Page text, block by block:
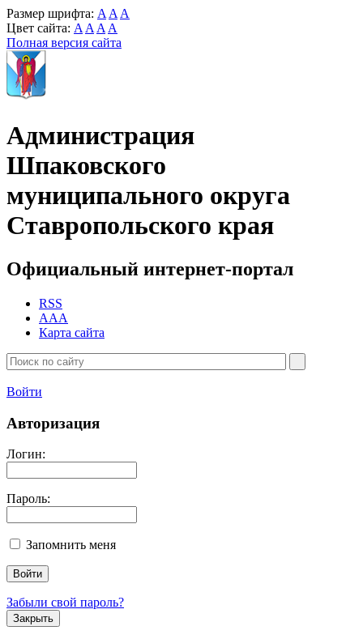
Размер шрифта: A A A
Цвет сайта: A A A A
Полная версия сайта
Администрация
Шпаковского
муниципального округа
Ставропольского края
Официальный интернет-портал
RSS
AAA
Карта сайта
Войти
Авторизация
Логин:
Пароль:
Запомнить меня
Забыли свой пароль?
Закрыть